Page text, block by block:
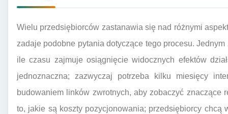
Wielu przedsiębiorców zastanawia się nad różnymi
zadaje podobne pytania dotyczące tego procesu.
ile czasu zajmuje osiągnięcie widocznych efektów
jednoznaczna; zazwyczaj potrzeba kilku miesięcy
budowaniem linków zwrotnych, aby zobaczyć znaczące
to, jakie są koszty pozycjonowania; przedsiębiorcy